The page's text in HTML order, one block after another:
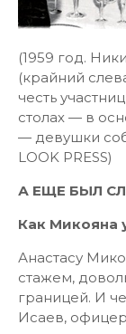
(1959 год.
(крайний
честь
столах — в
— девушки
LOOK PRESS)
А ЕЩЕ БЫЛ
Как Микояна
Анастасу
стажем,
границей. И
Исаев,